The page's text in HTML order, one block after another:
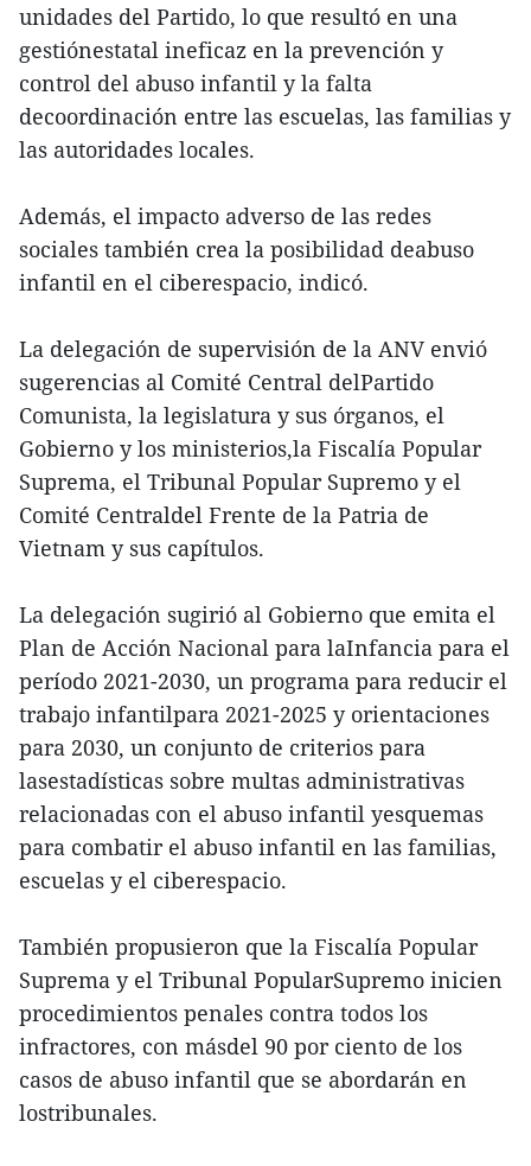
unidades del Partido, lo que resultó en una
gestiónestatal ineficaz en la prevención y
control del abuso infantil y la falta
decoordinación entre las escuelas, las familias y
las autoridades locales.
Además, el impacto adverso de las redes
sociales también crea la posibilidad deabuso
infantil en el ciberespacio, indicó.
La delegación de supervisión de la ANV envió
sugerencias al Comité Central delPartido
Comunista, la legislatura y sus órganos, el
Gobierno y los ministerios,la Fiscalía Popular
Suprema, el Tribunal Popular Supremo y el
Comité Centraldel Frente de la Patria de
Vietnam y sus capítulos.
La delegación sugirió al Gobierno que emita el
Plan de Acción Nacional para laInfancia para el
período 2021-2030, un programa para reducir el
trabajo infantilpara 2021-2025 y orientaciones
para 2030, un conjunto de criterios para
lasestadísticas sobre multas administrativas
relacionadas con el abuso infantil yesquemas
para combatir el abuso infantil en las familias,
escuelas y el ciberespacio.
También propusieron que la Fiscalía Popular
Suprema y el Tribunal PopularSupremo inicien
procedimientos penales contra todos los
infractores, con másdel 90 por ciento de los
casos de abuso infantil que se abordarán en
lostribunales.